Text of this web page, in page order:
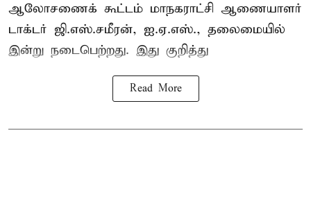
ஆலோசணைக் கூட்டம் மாநகராட்சி ஆணையாளர்
டாக்டர் ஜி.எஸ்.சமீரன், ஐ.ஏ.எஸ்., தலைமையில்
இன்று நடைபெற்றது. இது குறித்து
Read More